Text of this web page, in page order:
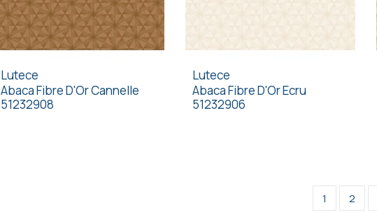
Lutece
Abaca Fibre D'Or Cannelle
51232908
Lutece
Abaca Fibre D'Or Ecru
51232906
1 2